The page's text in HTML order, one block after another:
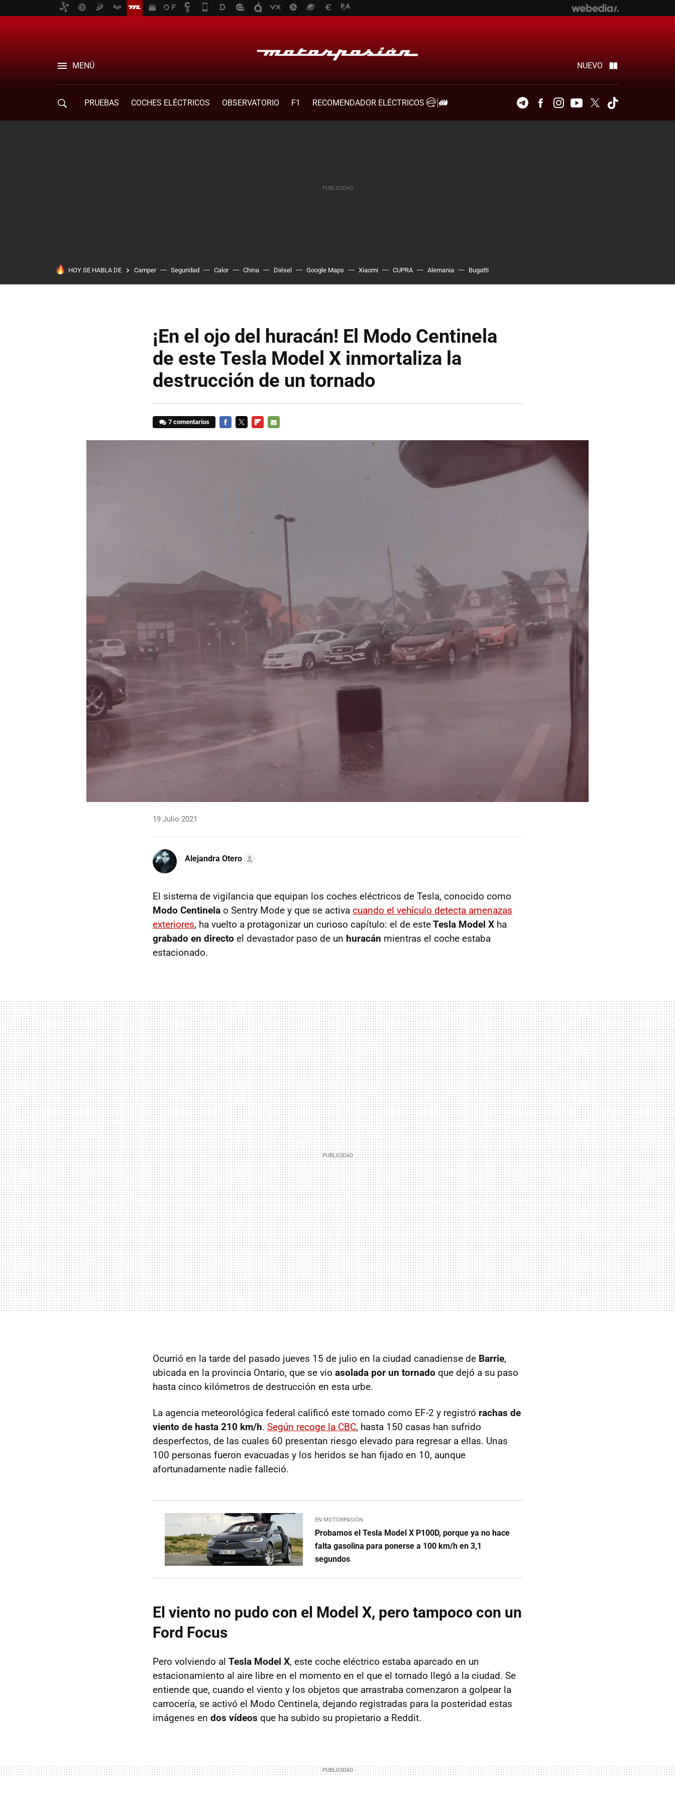
MENÚ NUEVO
PRUEBAS COCHES ELÉCTRICOS OBSERVATORIO F1
RECOMENDADOR ELÉCTRICOS
TelegramFacebookInstagramYoutubeTwitter
HOY SE HABLA DE Camper Seguridad Calor China Diésel Google Maps Xiaomi CUPRA Alemania Bugatti
¡En el ojo del huracán! El Modo Centinela
de este Tesla Model X inmortaliza la
destrucción de un tornado
7 comentarios
19 Julio 2021
Alejandra Otero
El sistema de vigilancia que equipan los coches eléctricos de Tesla, conocido como
Modo Centinela o Sentry Mode y que se activa cuando el vehículo detecta amenazas
exteriores, ha vuelto a protagonizar un curioso capítulo: el de esteTesla Model X ha
grabado en directo el devastador paso de un huracán mientras el coche estaba
estacionado.
Ocurrió en la tarde del pasado jueves 15 de julio en la ciudad canadiense de Barrie,
ubicada en la provincia Ontario, que se vio asolada por un tornado que dejó a su paso
hasta cinco kilómetros de destrucción en esta urbe.
La agencia meteorológica federal calificó este tornado como EF-2 y registró rachas de
viento de hasta 210 km/h. Según recoge la CBC, hasta 150 casas han sufrido
desperfectos, de las cuales 60 presentan riesgo elevado para regresar a ellas. Unas
100 personas fueron evacuadas y los heridos se han fijado en 10, aunque
afortunadamente nadie falleció.
EN MOTORPASIÓN
Probamos el Tesla Model X P100D, porque ya no hace
falta gasolina para ponerse a 100 km/h en 3,1
segundos
El viento no pudo con el Model X, pero tampoco con un
Ford Focus
Pero volviendo al Tesla Model X, este coche eléctrico estaba aparcado en un
estacionamiento al aire libre en el momento en el que el tornado llegó a la ciudad. Se
entiende que, cuando el viento y los objetos que arrastraba comenzaron a golpear la
carrocería, se activó el Modo Centinela, dejando registradas para la posteridad estas
imágenes en dos vídeos que ha subido su propietario a Reddit.